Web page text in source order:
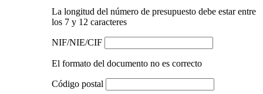
La longitud del número de presupuesto debe estar entre
los 7 y 12 caracteres
NIF/NIE/CIF
El formato del documento no es correcto
Código postal